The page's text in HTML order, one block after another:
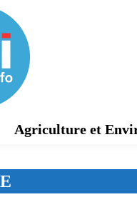
Agriculture et